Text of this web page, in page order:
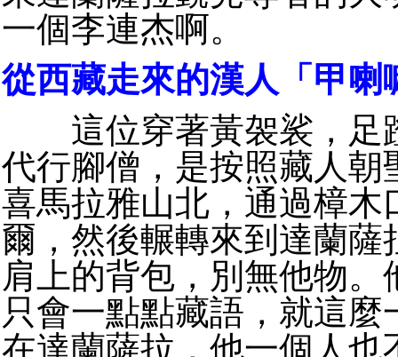
一個李連杰啊。
從西藏走來的漢人「甲喇
這位穿著黃袈裟，足
代行腳僧，是按照藏人朝
喜馬拉雅山北，通過樟木
爾，然後輾轉來到達蘭薩
肩上的背包，別無他物。
只會一點點藏語，就這麼
在達蘭薩拉，他一個人也